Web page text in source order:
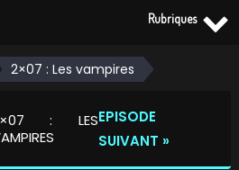
2×07 : Les vampires
: LESEPISODE
SUIVANT »
Rubriques